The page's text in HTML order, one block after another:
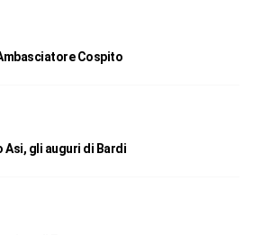
Cospito
gli auguri di Bardi